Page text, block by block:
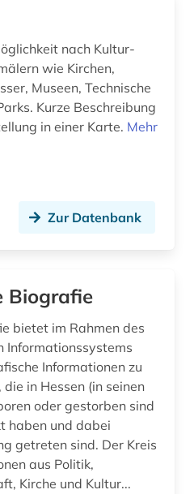
nach Kultur-
wie Kirchen,
Museen, Technische
Kurze Beschreibung
in einer Karte. Mehr
Zur Datenbank
Biografie
bietet im Rahmen des
Informationssystems
Informationen zu
in Hessen (in seinen
oder gestorben sind
haben und dabei
getreten sind. Der Kreis
aus Politik,
Kirche und Kultur...